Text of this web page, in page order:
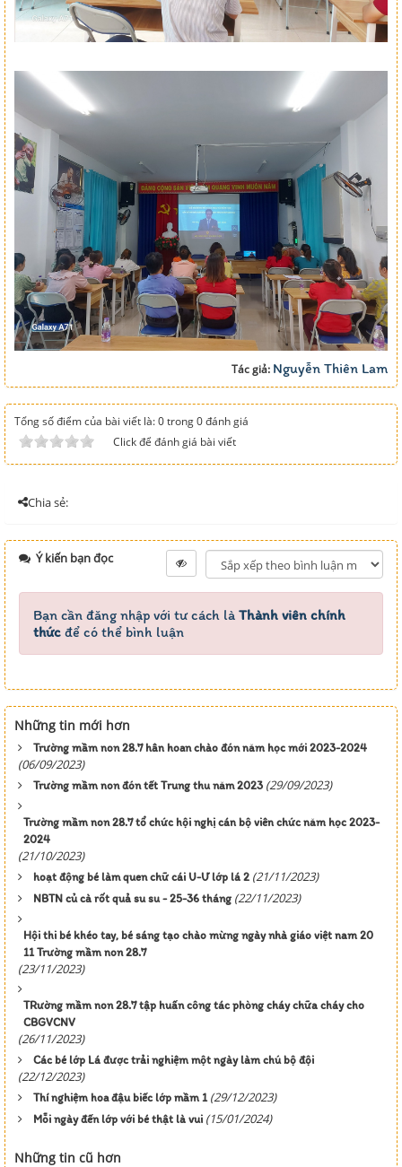
Tác giả: Nguyễn Thiên Lam
Tổng số điểm của bài viết là: 0 trong 0 đánh giá
Click để đánh giá bài viết
Chia sẻ:
Ý kiến bạn đọc
Bạn cần đăng nhập với tư cách là Thành viên chính
thức để có thể bình luận
Những tin mới hơn
Trường mầm non 28.7 hân hoan chào đón năm học mới 2023-2024
(06/09/2023)
Trường mầm non đón tết Trung thu năm 2023 (29/09/2023)
Trường mầm non 28.7 tổ chức hội nghị cán bộ viên chức năm học 2023-
2024
(21/10/2023)
hoạt động bé làm quen chữ cái U-Ư lớp lá 2 (21/11/2023)
NBTN củ cà rốt quả su su - 25-36 tháng (22/11/2023)
Hội thi bé khéo tay, bé sáng tạo chào mừng ngày nhà giáo việt nam 20
11 Trường mầm non 28.7
(23/11/2023)
TRường mầm non 28.7 tập huấn công tác phòng cháy chữa cháy cho
CBGVCNV
(26/11/2023)
Các bé lớp Lá được trải nghiệm một ngày làm chú bộ đội
(22/12/2023)
Thí nghiệm hoa đậu biếc lớp mầm 1 (29/12/2023)
Mỗi ngày đến lớp với bé thật là vui (15/01/2024)
Những tin cũ hơn